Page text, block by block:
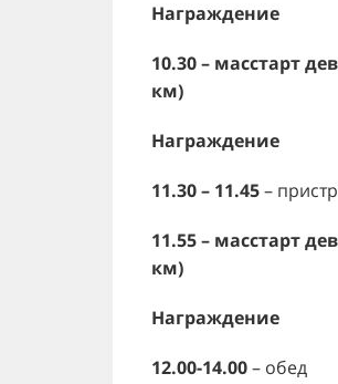
Награждение
10.30 – масстарт
км)
Награждение
11.30 – 11.45–
11.55 – масстарт
км)
Награждение
12.00-14.00– обед